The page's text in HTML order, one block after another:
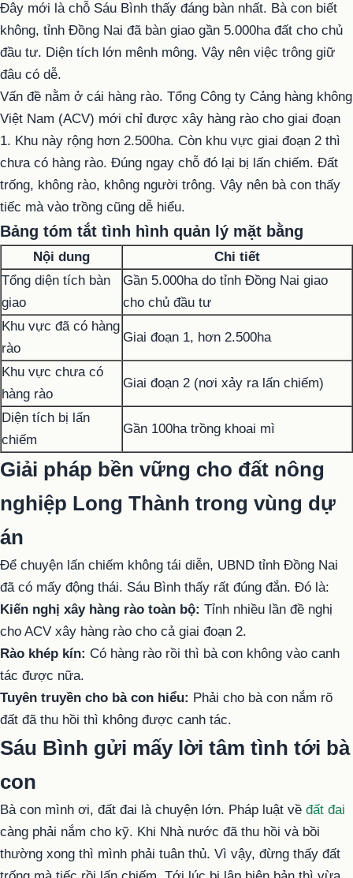
Đây mới là chỗ Sáu Bình thấy đáng bàn nhất. Bà con biết
không, tỉnh Đồng Nai đã bàn giao gần 5.000ha đất cho chủ
đầu tư. Diện tích lớn mênh mông. Vậy nên việc trông giữ
đâu có dễ.
Vấn đề nằm ở cái hàng rào. Tổng Công ty Cảng hàng không
Việt Nam (ACV) mới chỉ được xây hàng rào cho giai đoạn
1. Khu này rộng hơn 2.500ha. Còn khu vực giai đoạn 2 thì
chưa có hàng rào. Đúng ngay chỗ đó lại bị lấn chiếm. Đất
trống, không rào, không người trông. Vậy nên bà con thấy
tiếc mà vào trồng cũng dễ hiểu.
Bảng tóm tắt tình hình quản lý mặt bằng
Nội dung
Chi tiết
Tổng diện tích bàn
giao
Gần 5.000ha do tỉnh Đồng Nai giao
cho chủ đầu tư
Khu vực đã có hàng
rào
Giai đoạn 1, hơn 2.500ha
Khu vực chưa có
hàng rào
Giai đoạn 2 (nơi xảy ra lấn chiếm)
Diện tích bị lấn
chiếm
Gần 100ha trồng khoai mì
Giải pháp bền vững cho đất nông
nghiệp Long Thành trong vùng dự
án
Để chuyện lấn chiếm không tái diễn, UBND tỉnh Đồng Nai
đã có mấy động thái. Sáu Bình thấy rất đúng đắn. Đó là:
Kiến nghị xây hàng rào toàn bộ: Tỉnh nhiều lần đề nghị
cho ACV xây hàng rào cho cả giai đoạn 2.
Rào khép kín: Có hàng rào rồi thì bà con không vào canh
tác được nữa.
Tuyên truyền cho bà con hiểu: Phải cho bà con nắm rõ
đất đã thu hồi thì không được canh tác.
Sáu Bình gửi mấy lời tâm tình tới bà
con
Bà con mình ơi, đất đai là chuyện lớn. Pháp luật về đất đai
càng phải nắm cho kỹ. Khi Nhà nước đã thu hồi và bồi
thường xong thì mình phải tuân thủ. Vì vậy, đừng thấy đất